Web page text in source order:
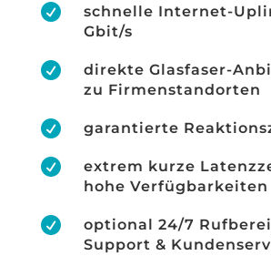

schnelle Internet-
Gbit/s

direkte Glasfaser-
zu Firmenstandorten
 garantierte

extrem kurze
hohe Verfügbarkeiten

optional 24/7
Support &